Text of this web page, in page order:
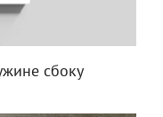
сбоку